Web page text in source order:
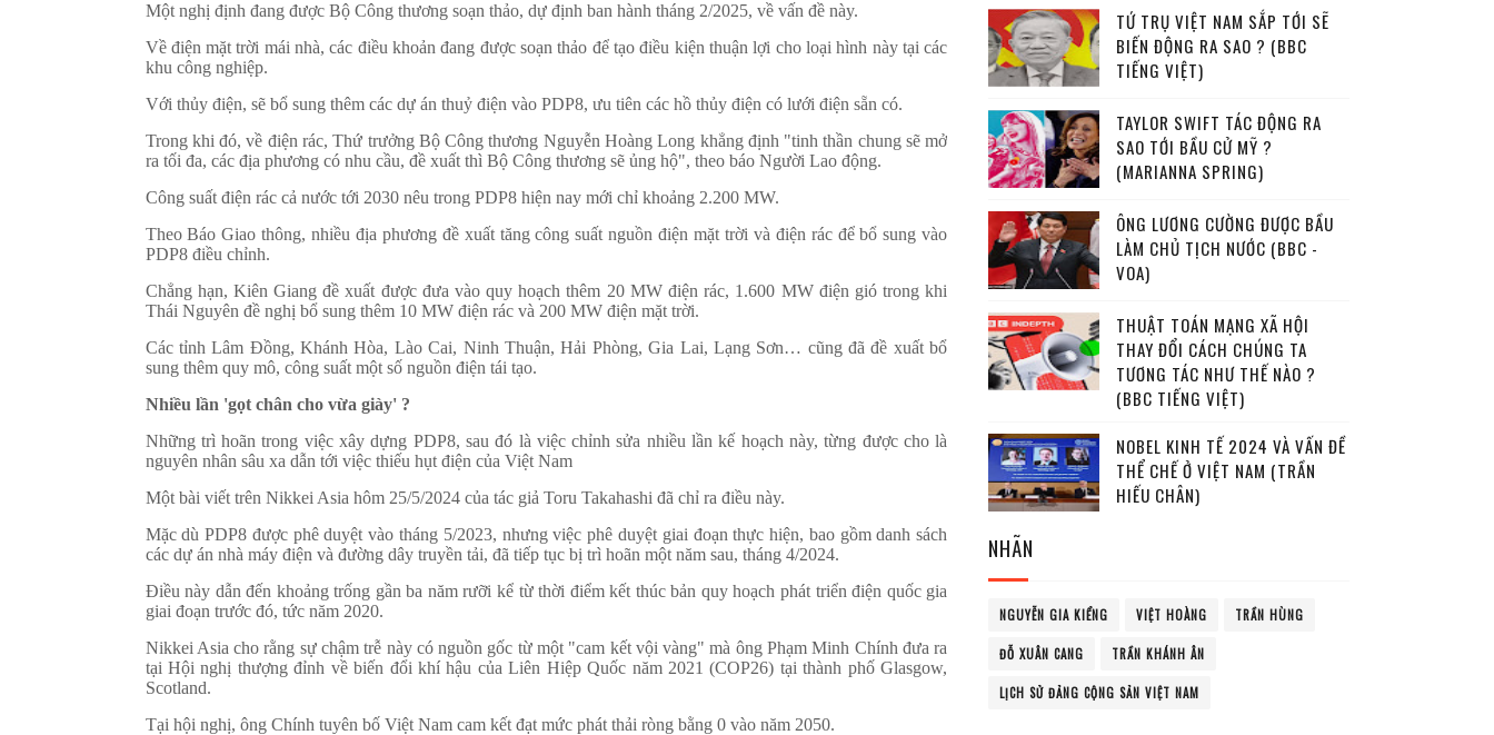
Một nghị định đang được Bộ Công thương soạn thảo, dự định ban hành tháng 2/2025, về vấn đề này.
Về điện mặt trời mái nhà, các điều khoản đang được soạn thảo để tạo điều kiện thuận lợi cho loại hình này tại các
khu công nghiệp.
Với thủy điện, sẽ bổ sung thêm các dự án thuỷ điện vào PDP8, ưu tiên các hồ thủy điện có lưới điện sẵn có.
Trong khi đó, về điện rác, Thứ trưởng Bộ Công thương Nguyễn Hoàng Long khẳng định "tinh thần chung sẽ mở
ra tối đa, các địa phương có nhu cầu, đề xuất thì Bộ Công thương sẽ ủng hộ", theo báo Người Lao động.
Công suất điện rác cả nước tới 2030 nêu trong PDP8 hiện nay mới chỉ khoảng 2.200 MW.
Theo Báo Giao thông, nhiều địa phương đề xuất tăng công suất nguồn điện mặt trời và điện rác để bổ sung vào
PDP8 điều chỉnh.
Chẳng hạn, Kiên Giang đề xuất được đưa vào quy hoạch thêm 20 MW điện rác, 1.600 MW điện gió trong khi
Thái Nguyên đề nghị bổ sung thêm 10 MW điện rác và 200 MW điện mặt trời.
Các tỉnh Lâm Đồng, Khánh Hòa, Lào Cai, Ninh Thuận, Hải Phòng, Gia Lai, Lạng Sơn… cũng đã đề xuất bổ
sung thêm quy mô, công suất một số nguồn điện tái tạo.
Nhiều lần 'gọt chân cho vừa giày' ?
Những trì hoãn trong việc xây dựng PDP8, sau đó là việc chỉnh sửa nhiều lần kế hoạch này, từng được cho là
nguyên nhân sâu xa dẫn tới việc thiếu hụt điện của Việt Nam
Một bài viết trên Nikkei Asia hôm 25/5/2024 của tác giả Toru Takahashi đã chỉ ra điều này.
Mặc dù PDP8 được phê duyệt vào tháng 5/2023, nhưng việc phê duyệt giai đoạn thực hiện, bao gồm danh sách
các dự án nhà máy điện và đường dây truyền tải, đã tiếp tục bị trì hoãn một năm sau, tháng 4/2024.
Điều này dẫn đến khoảng trống gần ba năm rưỡi kể từ thời điểm kết thúc bản quy hoạch phát triển điện quốc gia
giai đoạn trước đó, tức năm 2020.
Nikkei Asia cho rằng sự chậm trễ này có nguồn gốc từ một "cam kết vội vàng" mà ông Phạm Minh Chính đưa ra
tại Hội nghị thượng đỉnh về biến đổi khí hậu của Liên Hiệp Quốc năm 2021 (COP26) tại thành phố Glasgow,
Scotland.
Tại hội nghị, ông Chính tuyên bố Việt Nam cam kết đạt mức phát thải ròng bằng 0 vào năm 2050.
TỨ TRỤ VIỆT NAM SẮP TỚI SẼ
BIẾN ĐỘNG RA SAO ? (BBC
TIẾNG VIỆT)
TAYLOR SWIFT TÁC ĐỘNG RA
SAO TỚI BẦU CỬ MỸ ?
(MARIANNA SPRING)
ÔNG LƯƠNG CƯỜNG ĐƯỢC BẦU
LÀM CHỦ TỊCH NƯỚC (BBC -
VOA)
THUẬT TOÁN MẠNG XÃ HỘI
THAY ĐỔI CÁCH CHÚNG TA
TƯƠNG TÁC NHƯ THẾ NÀO ?
(BBC TIẾNG VIỆT)
NOBEL KINH TẾ 2024 VÀ VẤN ĐỀ
THỂ CHẾ Ở VIỆT NAM (TRẦN
HIẾU CHÂN)
NHÃN
NGUYỄN GIA KIỂNG VIỆT HOÀNG TRẦN HÙNG
ĐỖ XUÂN CANG TRẦN KHÁNH ÂN
LỊCH SỬ ĐẢNG CỘNG SẢN VIỆT NAM